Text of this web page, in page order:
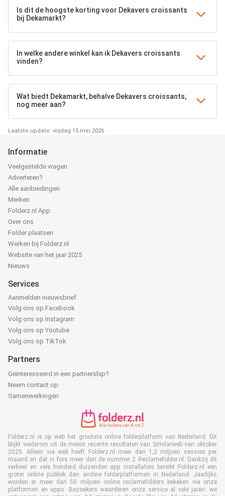
Is dit de hoogste korting voor Dekavers croissants
bij Dekamarkt?
In welke andere winkel kan ik Dekavers croissants
vinden?
Wat biedt Dekamarkt, behalve Dekavers croissants,
nog meer aan?
Laatste update: vrijdag 15 mei 2026
Informatie
Veelgestelde vragen
Adverteren?
Alle aanbiedingen
Merken
Folderz.nl App
Over ons
Folder plaatsen
Werken bij Folderz.nl
Website van het jaar 2025
Nieuws
Services
Aanmelden nieuwsbrief
Volg ons op Facebook
Volg ons op Instagram
Volg ons op Youtube
Volg ons op TikTok
Partners
Geïnteresseerd in een partnership?
Neem contact op
Samenwerkingen
Folderz.nl is op web het grootste online folderplatform van Nederland. Dit
blijkt wederom uit de meest recente resultaten van Similarweb van oktober
2025. Alleen via web heeft Folderz.nl meer dan 1,2 miljoen sessies per
maand en dat is fors meer dan de nummer 2 Reclamefolder.nl. Dankzij dit
verkeer en vele honderd duizenden app installaties bereikt Folderz.nl een
groter online publiek dan andere folderplatformen in Nederland. Jaarlijks
worden er meer dan 50 miljoen online reclamefolders bekeken via onze
platformen en apps. Bezoekers waarderen onze service al vele jaren: we